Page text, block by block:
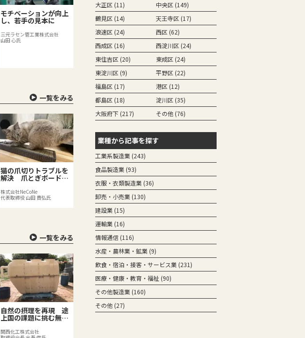
モチベーションが向上
し、若手の見本に
三元ラセン管工業株式会社
山田 心氏
一覧をみる
猫の爪切りトラブルを
解決 爪とぎボード
株式会社NeCoNe
代表取締役 山田 貴弘氏
一覧をみる
自然の摂理を再現 途
上国の課題に挑む無動
関西化工株式会社
大正区 (11)
中央区 (149)
鶴見区 (14)
天王寺区 (17)
浪速区 (24)
西区 (62)
西成区 (16)
西淀川区 (24)
東住吉区 (20)
東成区 (24)
東淀川区 (9)
平野区 (22)
福島区 (17)
港区 (12)
都島区 (18)
淀川区 (35)
大阪府下 (217)
その他 (76)
業種から記事を探す
工業系製造業 (243)
食品製造業 (93)
衣服・衣類製造業 (36)
卸売・小売業 (130)
建設業 (15)
運輸業 (16)
情報通信 (116)
水産・農林業・鉱業 (9)
飲食・宿泊・接客・サービス業 (231)
医療・健康・教育・福祉 (90)
その他製造業 (160)
その他 (27)